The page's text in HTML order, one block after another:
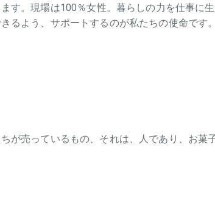
す。現場は100％女性。暮らしの力を仕事
るよう、サポートするのが私たちの使命です。
が売っているもの、それは、人であり、お